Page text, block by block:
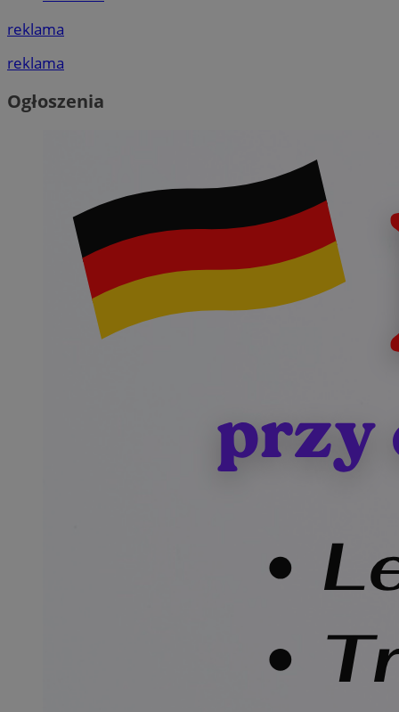
reklama
reklama
Ogłoszenia